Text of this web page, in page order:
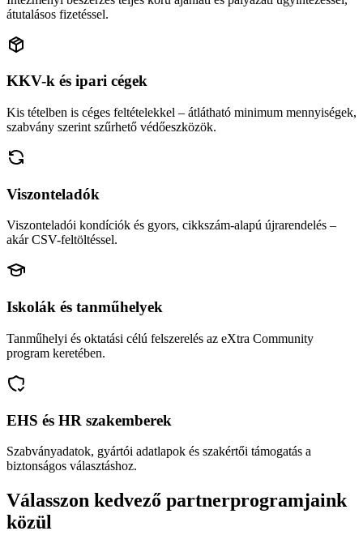
átutalásos fizetéssel.
KKV-k és ipari cégek
Kis tételben is céges feltételekkel – átlátható minimum mennyiségek,
szabvány szerint szűrhető védőeszközök.
Viszonteladók
Viszonteladói kondíciók és gyors, cikkszám-alapú újrarendelés –
akár CSV-feltöltéssel.
Iskolák és tanműhelyek
Tanműhelyi és oktatási célú felszerelés az eXtra Community
program keretében.
EHS és HR szakemberek
Szabványadatok, gyártói adatlapok és szakértői támogatás a
biztonságos választáshoz.
Válasszon kedvező partnerprogramjaink
közül